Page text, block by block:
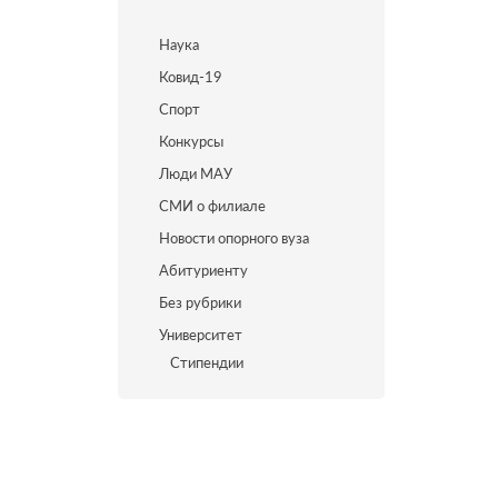
Наука
Ковид-19
Спорт
Конкурсы
Люди МАУ
СМИ о филиале
Новости опорного вуза
Абитуриенту
Без рубрики
Университет
Стипендии